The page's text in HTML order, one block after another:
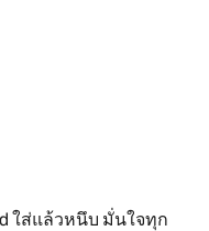
ใส่แล้วหนึบ มั่นใจทุก